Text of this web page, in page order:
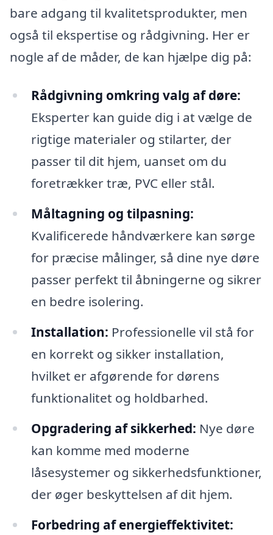
bare adgang til kvalitetsprodukter, men
også til ekspertise og rådgivning. Her er
nogle af de måder, de kan hjælpe dig på:
Rådgivning omkring valg af døre:
Eksperter kan guide dig i at vælge de
rigtige materialer og stilarter, der
passer til dit hjem, uanset om du
foretrækker træ, PVC eller stål.
Måltagning og tilpasning:
Kvalificerede håndværkere kan sørge
for præcise målinger, så dine nye døre
passer perfekt til åbningerne og sikrer
en bedre isolering.
Installation: Professionelle vil stå for
en korrekt og sikker installation,
hvilket er afgørende for dørens
funktionalitet og holdbarhed.
Opgradering af sikkerhed: Nye døre
kan komme med moderne
låsesystemer og sikkerhedsfunktioner,
der øger beskyttelsen af dit hjem.
Forbedring af energieffektivitet: